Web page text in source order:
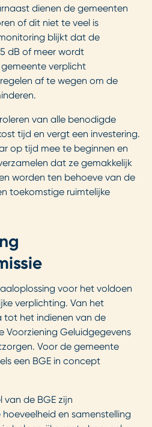
dienen de gemeenten
of dit niet te veel is
blijkt dat de
dB of meer wordt
verplicht
af te wegen om de
van alle benodigde
tijd en vergt een investering.
op tijd mee te beginnen en
dat ze gemakkelijk
worden ten behoeve van de
toekomstige ruimtelijke
voor het voldoen
verplichting. Van het
tot het indienen van de
Voorziening Geluidgegevens
Voor de gemeente
een BGE in concept
van de BGE zijn
en samenstelling